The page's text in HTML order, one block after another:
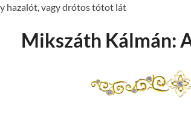
hazalót, vagy drótos tótot lát
Mikszáth Kálmán: